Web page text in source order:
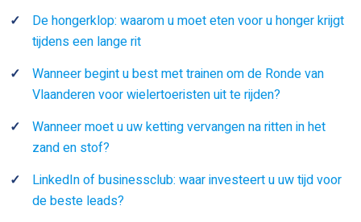
De hongerklop: waarom u moet eten voor u honger krijgt
tijdens een lange rit
Wanneer begint u best met trainen om de Ronde van
Vlaanderen voor wielertoeristen uit te rijden?
Wanneer moet u uw ketting vervangen na ritten in het
zand en stof?
LinkedIn of businessclub: waar investeert u uw tijd voor
de beste leads?